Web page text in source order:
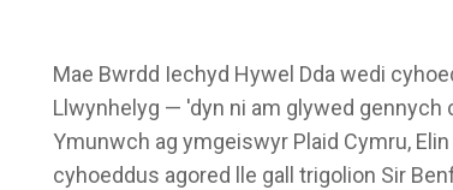
Mae Bwrdd Iechyd Hywel Dda wedi
Llwynhelyg — 'dyn ni am glywed gennych
Ymunwch ag ymgeiswyr Plaid Cymru,
cyhoeddus agored lle gall trigolion Sir